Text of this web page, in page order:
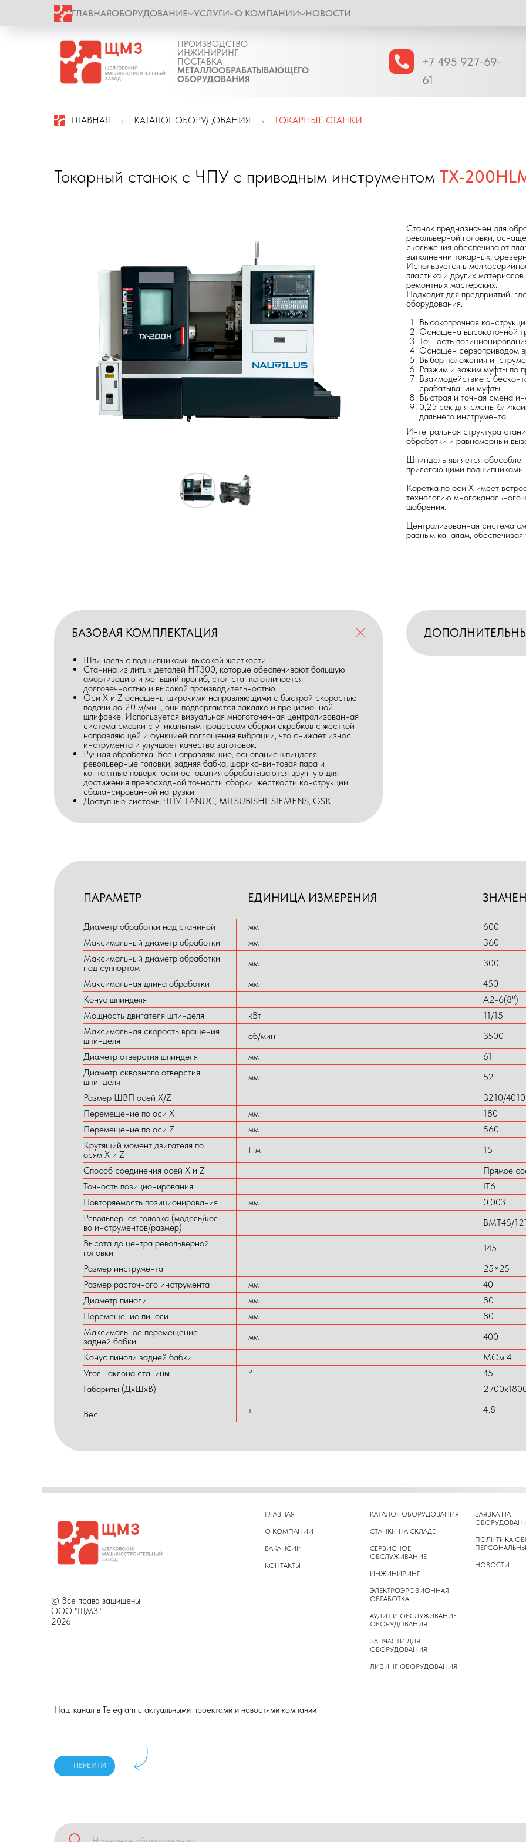
ГЛАВНАЯОБОРУДОВАНИЕ УСЛУГИ О КОМПАНИИ НОВОСТИ
ПРОИЗВОДСТВО
ИНЖИНИРИНГ
ПОСТАВКА
МЕТАЛЛООБРАБАТЫВАЮЩЕГО
ОБОРУДОВАНИЯ
+7 495 927-69-
61
ГЛАВНАЯ → КАТАЛОГ ОБОРУДОВАНИЯ → ТОКАРНЫЕ СТАНКИ
Токарный станок с ЧПУ с приводным инструментом TX-
Станок предназначен для
револьверной головки,
скольжения обеспечивают
выполнении токарных,
Используется в
пластика и других
ремонтных мастерских.
Подходит для предприятий,
оборудования.
Высокопрочная
Оснащена высокоточной
Точность
Оснащен сервоприводом
Выбор положения
Разжим и зажим муфты по
Взаимодействие с
срабатывании муфты
Быстрая и точная смена
0,25 сек для смены
дальнего инструмента
Интегральная структура
обработки и равномерный
Шпиндель является
прилегающими подшипниками
Каретка по оси X имеет
технологию многоканального
шабрения.
Централизованная система
разным каналам,
БАЗОВАЯ КОМПЛЕКТАЦИЯ
Шпиндель с подшипниками высокой жесткости.
Станина из литых деталей HT300, которые обеспечивают большую
амортизацию и меньший прогиб, стол станка отличается
долговечностью и высокой производительностью.
Оси X и Z оснащены широкими направляющими с быстрой скоростью
подачи до 20 м/мин, они подвергаются закалке и прецизионной
шлифовке. Используется визуальная многоточечная централизованная
система смазки с уникальным процессом сборки скребков с жесткой
направляющей и функцией поглощения вибрации, что снижает износ
инструмента и улучшает качество заготовок.
Ручная обработка: Все направляющие, основание шпинделя,
револьверные головки, задняя бабка, шарико-винтовая пара и
контактные поверхности основания обрабатываются вручную для
достижения превосходной точности сборки, жесткости конструкции
сбалансированной нагрузки.
Доступные системы ЧПУ: FANUC, MITSUBISHI, SIEMENS, GSK.
ПАРАМЕТР ЕДИНИЦА ИЗМЕРЕНИЯ
Диаметр обработки над станиной мм
600
Максимальный диаметр обработки
мм
360
Максимальный диаметр обработки
над суппортом
мм
300
Максимальная длина обработки
мм
450
Конус шпинделя
A2-6(8")
Мощность двигателя шпинделя
кВт
11/15
Максимальная скорость вращения
шпинделя
об/мин
3500
Диаметр отверстия шпинделя
мм
61
Диаметр сквозного отверстия
шпинделя
мм
52
Размер ШВП осей X/Z
3210/4010
Перемещение по оси X
мм
180
Перемещение по оси Z
мм
560
Крутящий момент двигателя по
осям X и Z
Нм
15
Способ соединения осей X и Z
Прямое
Точность позиционирования
IT6
Повторяемость позиционирования
мм
0.003
Револьверная головка (модель/кол-
во инструментов/размер)
BMT45/
Высота до центра револьверной
головки
145
Размер инструмента
25×25
Размер расточного инструмента
мм
40
Диаметр пиноли
мм
80
Перемещение пиноли
мм
80
Максимальное перемещение
задней бабки
мм
400
Конус пиноли задней бабки
МОм 4
Угол наклона станины
°
45
Габариты (ДхШхВ)
Вес т 4.8
© Все права защищены
ООО "ЩМЗ"
2026
ГЛАВНАЯ
О КОМПАНИИ
ВАКАНСИИ
КОНТАКТЫ
КАТАЛОГ ОБОРУДОВАНИЯ
СТАНКИ НА СКЛАДЕ
СЕРВИСНОЕ
ОБСЛУЖИВАНИЕ
ИНЖИНИРИНГ
ЭЛЕКТРОЭРОЗИОННАЯ
ОБРАБОТКА
АУДИТ И ОБСЛУЖИВАНИЕ
ОБОРУДОВАНИЯ
ЗАПЧАСТИ ДЛЯ
ОБОРУДОВАНИЯ
ЛИЗИНГ ОБОРУДОВАНИЯ
ЗАЯВКА НА
ПОЛИТИКА
НОВОСТИ
Наш канал в Telegram с актуальными проектами и новостями компании
ПЕРЕЙТИ